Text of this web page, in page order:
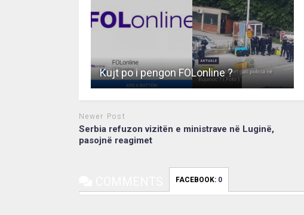
Kujt po i pengon FOLonline ?
Newer Post
Serbia refuzon vizitën e ministrave në Luginë,
pasojnë reagimet
FACEBOOK: 0